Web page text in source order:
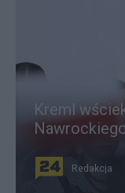
Kreml
Redakcja